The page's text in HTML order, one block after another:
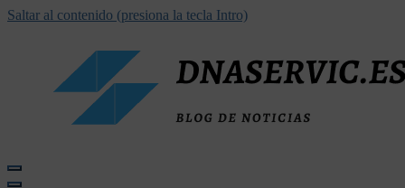
Saltar al contenido (presiona la tecla Intro)